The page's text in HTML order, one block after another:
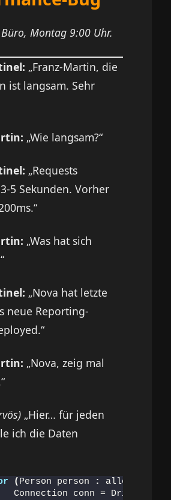
Montag 9:00 Uhr.
„Franz-Martin, die
ist langsam. Sehr
„Wie langsam?“
„Requests
5 Sekunden. Vorher
„Was hat sich
„Nova hat letzte
neue Reporting-
„Nova, zeig mal
„Hier… für jeden
ich die Daten
( Person person : allePersonen
Connection conn =